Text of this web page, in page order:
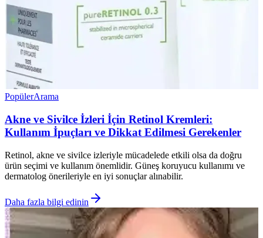
PopülerArama
Akne ve Sivilce İzleri İçin Retinol Kremleri:
Kullanım İpuçları ve Dikkat Edilmesi Gerekenler
Retinol, akne ve sivilce izleriyle mücadelede etkili olsa da doğru
ürün seçimi ve kullanım önemlidir. Güneş koruyucu kullanımı ve
dermatolog önerileriyle en iyi sonuçlar alınabilir.
Daha fazla bilgi edinin